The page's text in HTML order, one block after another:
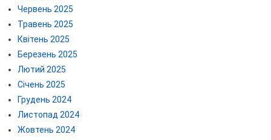
Червень 2025
Травень 2025
Квітень 2025
Березень 2025
Лютий 2025
Січень 2025
Грудень 2024
Листопад 2024
Жовтень 2024